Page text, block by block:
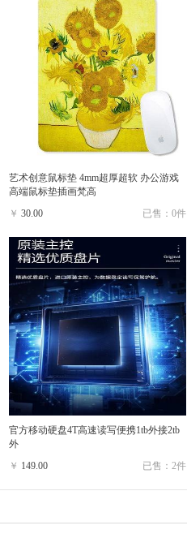
艺术创意鼠标垫 4mm超厚超软 办公游戏
高端鼠标垫插画梵高
￥ 30.00 已售：0件
官方移动硬盘4T高速读写便携1tb外接2tb
外
￥ 149.00 已售：2件